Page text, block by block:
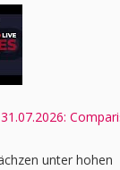
unter hohen